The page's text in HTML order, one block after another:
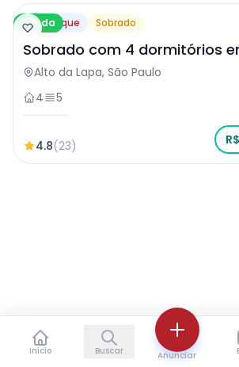
Venda
Destaque Sobrado
Sobrado com 4 dormitórios
Alto da Lapa, São Paulo
4
5
4.8(23)
Início Buscar Anunciar